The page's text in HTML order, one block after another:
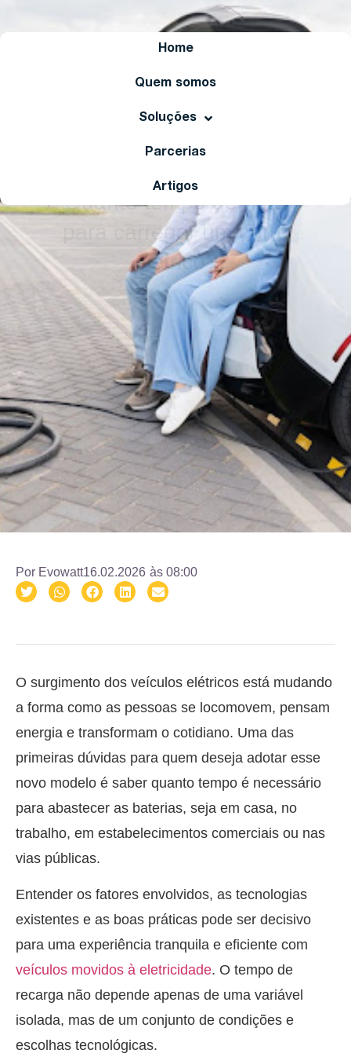
Home
Quem somos
Soluções
Parcerias
Artigos
Destaque
Quanto tempo demora
para carregar um carro
elétrico?
Por Evowatt16.02.2026 às 08:00
O surgimento dos veículos elétricos está mudando
a forma como as pessoas se locomovem, pensam
energia e transformam o cotidiano. Uma das
primeiras dúvidas para quem deseja adotar esse
novo modelo é saber quanto tempo é necessário
para abastecer as baterias, seja em casa, no
trabalho, em estabelecimentos comerciais ou nas
vias públicas.
Entender os fatores envolvidos, as tecnologias
existentes e as boas práticas pode ser decisivo
para uma experiência tranquila e eficiente com
veículos movidos à eletricidade. O tempo de
recarga não depende apenas de uma variável
isolada, mas de um conjunto de condições e
escolhas tecnológicas.